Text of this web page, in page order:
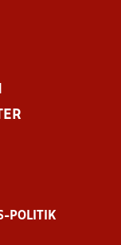
POLITIK